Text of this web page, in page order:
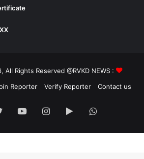
Rights Reserved @RVKD NEWS :
Reporter Verify Reporter Contact us
TwitterYouTubeInstagram
Google
Play
WhatsApp